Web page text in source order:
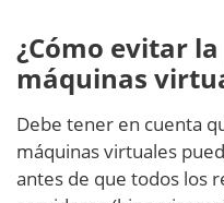
¿Cómo evitar
máquinas
Debe tener en cuenta
máquinas virtuales
antes de que todos los